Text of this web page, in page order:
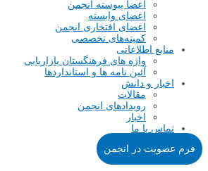
اعضا پیوسته انجمن
اعضای وابسته
اعضای افتخاری انجمن
کمیته‌های تخصصی
منابع اطلاعاتی
واژه های فرهنگستان بازاریابی
آئین نامه ها و استانداردها
اخبار و دانش
مقالات
رویدادهای انجمن
اخبار
تماس با ما
فرم عضویت در انجمن